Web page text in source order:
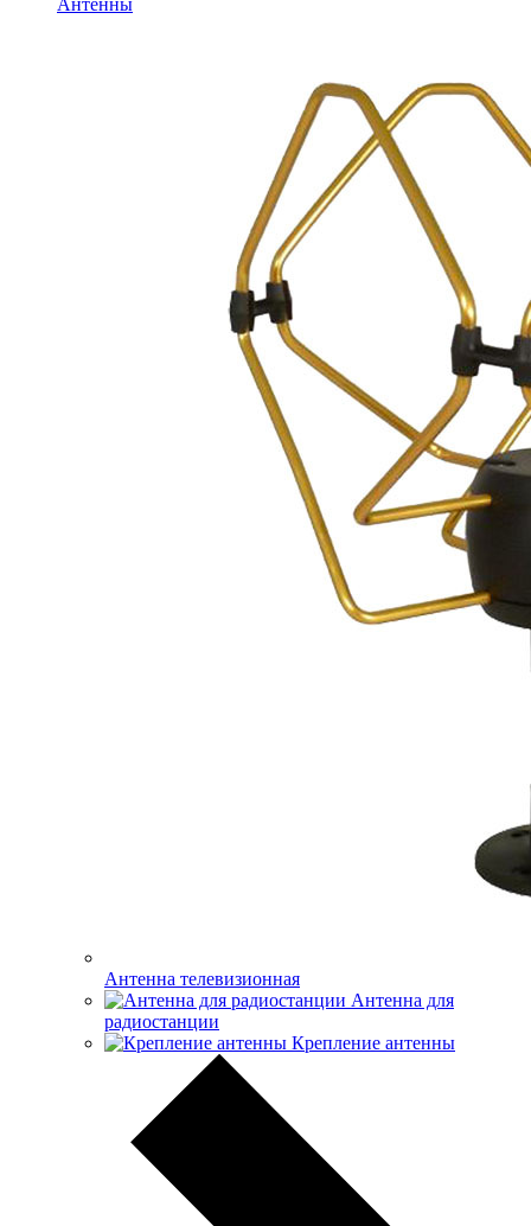
Антенна телевизионная
Антенна для
радиостанции
Крепление антенны